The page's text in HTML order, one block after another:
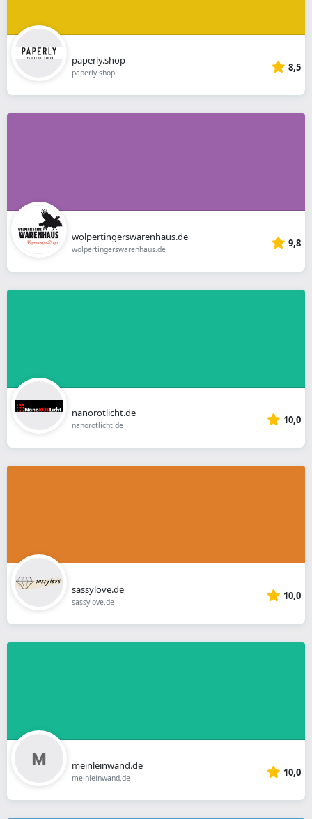
paperly.shop
paperly.shop 8,5
wolpertingerswarenhaus.de
wolpertingerswarenhaus.de 9,8
nanorotlicht.de
nanorotlicht.de 10,0
sassylove.de
sassylove.de 10,0
meinleinwand.de
meinleinwand.de 10,0